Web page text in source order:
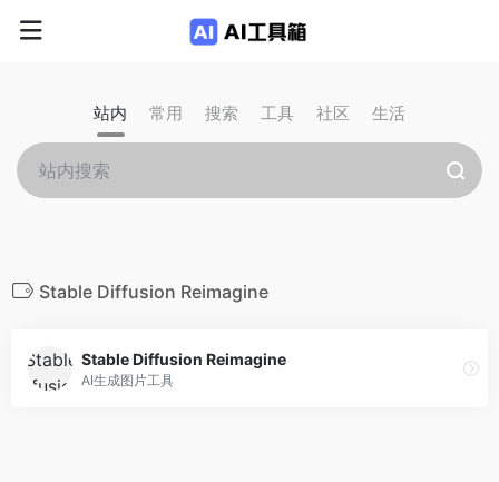
站内 常用 搜索 工具 社区 生活
Stable Diffusion Reimagine
Stable Diffusion Reimagine
AI生成图片工具